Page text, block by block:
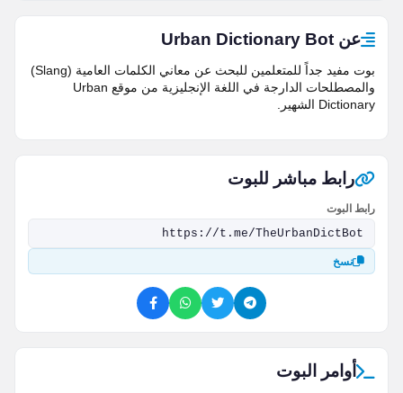
عن Urban Dictionary Bot
بوت مفيد جداً للمتعلمين للبحث عن معاني الكلمات العامية (Slang)
والمصطلحات الدارجة في اللغة الإنجليزية من موقع Urban
Dictionary الشهير.
رابط مباشر للبوت
رابط البوت
نسخ
أوامر البوت